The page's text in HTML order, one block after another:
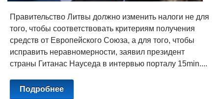
Правительство Литвы должно изменить налоги не для
того, чтобы соответствовать критериям получения
средств от Европейского Союза, а для того, чтобы
исправить неравномерности, заявил президент
страны Гитанас Науседа в интервью порталу 15min....
Подробнее